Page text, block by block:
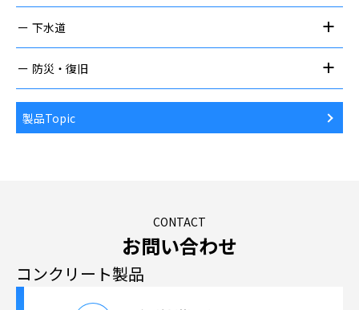
下水道
防災・復旧
製品Topic
CONTACT
お問い合わせ
コンクリート製品